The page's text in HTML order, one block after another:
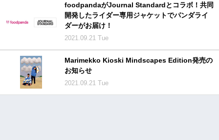
foodpandaがJournal Standardとコラボ！共同
開発したライダー専用ジャケットでパンダライ
ダーがお届け！
2021.09.21 Tue
Marimekko Kioski Mindscapes Edition発売の
お知らせ
2021.09.21 Tue